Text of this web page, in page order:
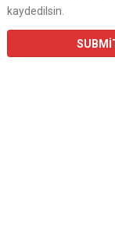
kaydedilsin.